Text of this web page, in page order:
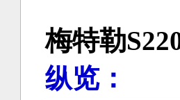
梅特勒
纵览：